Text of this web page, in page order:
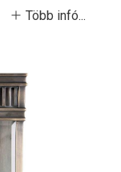
Több infó...